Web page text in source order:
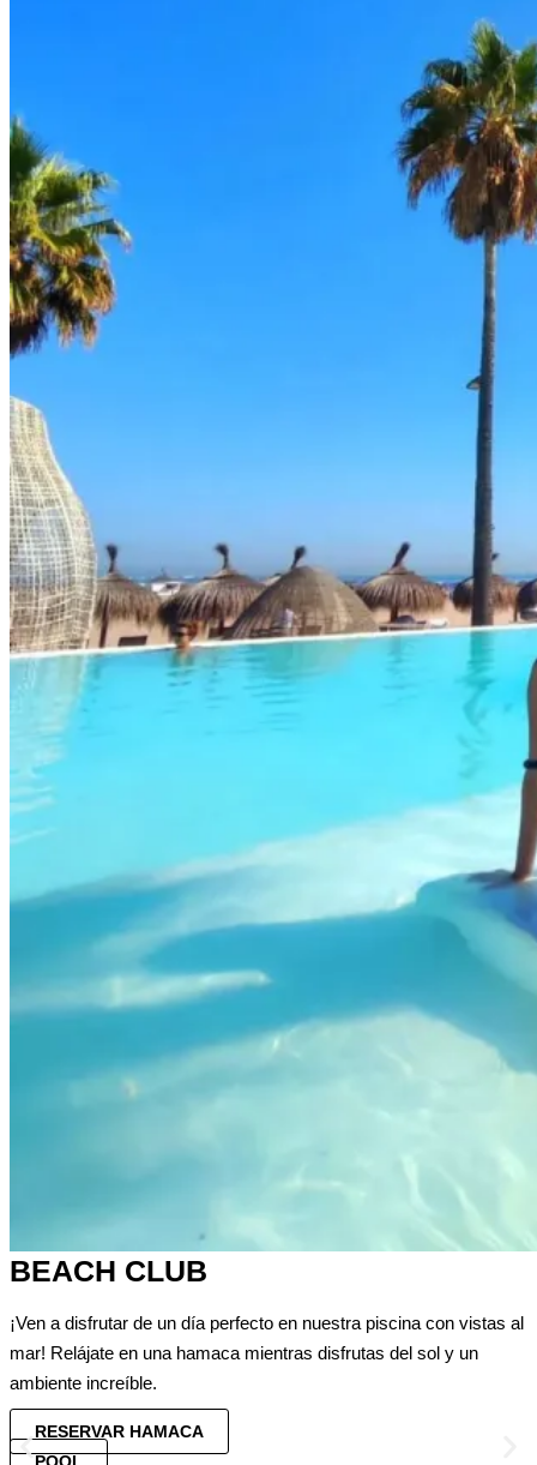
BEACH CLUB
¡Ven a disfrutar de un día perfecto en nuestra piscina con vistas al
mar! Relájate en una hamaca mientras disfrutas del sol y un
ambiente increíble.
RESERVAR HAMACA